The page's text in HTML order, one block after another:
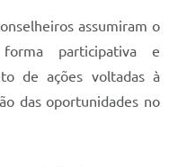
assumiram o
participativa e
de ações voltadas à
das oportunidades no